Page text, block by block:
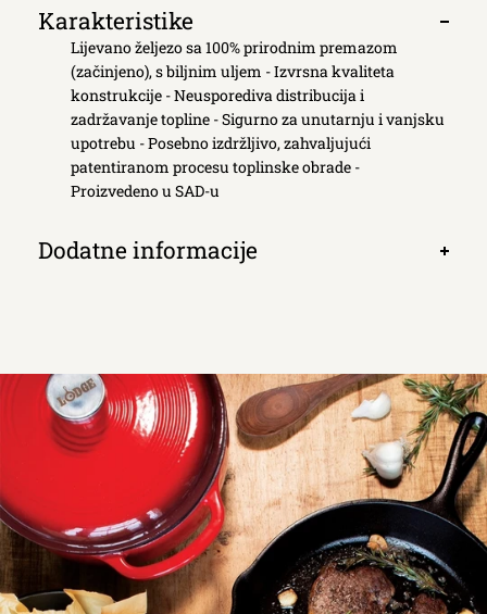
Κarakteristike
Otvori
Lijevano željezo sa 100% prirodnim premazom
(začinjeno), s biljnim uljem - Izvrsna kvaliteta
konstrukcije - Neusporediva distribucija i
zadržavanje topline - Sigurno za unutarnju i vanjsku
upotrebu - Posebno izdržljivo, zahvaljujući
patentiranom procesu toplinske obrade -
Proizvedeno u SAD-u
Dodatne informacije
Otvori